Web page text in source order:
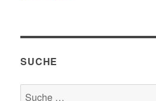
SUCHE
Suche